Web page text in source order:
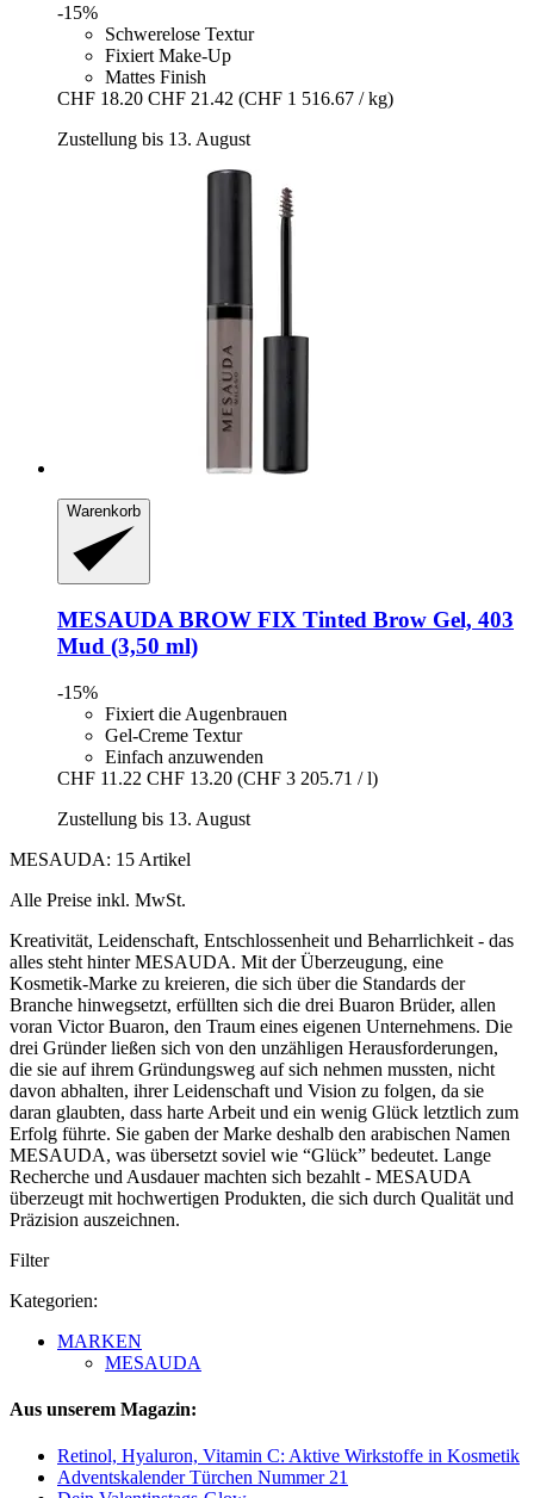
-15%
Schwerelose Textur
Fixiert Make-Up
Mattes Finish
CHF 18.20 CHF 21.42 (CHF 1 516.67 / kg)
Zustellung bis 13. August
Warenkorb
MESAUDA BROW FIX Tinted Brow Gel, 403
Mud (3,50 ml)
-15%
Fixiert die Augenbrauen
Gel-Creme Textur
Einfach anzuwenden
CHF 11.22 CHF 13.20 (CHF 3 205.71 / l)
Zustellung bis 13. August
MESAUDA: 15 Artikel
Alle Preise inkl. MwSt.
Kreativität, Leidenschaft, Entschlossenheit und Beharrlichkeit - das
alles steht hinter MESAUDA. Mit der Überzeugung, eine
Kosmetik-Marke zu kreieren, die sich über die Standards der
Branche hinwegsetzt, erfüllten sich die drei Buaron Brüder, allen
voran Victor Buaron, den Traum eines eigenen Unternehmens. Die
drei Gründer ließen sich von den unzähligen Herausforderungen,
die sie auf ihrem Gründungsweg auf sich nehmen mussten, nicht
davon abhalten, ihrer Leidenschaft und Vision zu folgen, da sie
daran glaubten, dass harte Arbeit und ein wenig Glück letztlich zum
Erfolg führte. Sie gaben der Marke deshalb den arabischen Namen
MESAUDA, was übersetzt soviel wie “Glück” bedeutet. Lange
Recherche und Ausdauer machten sich bezahlt - MESAUDA
überzeugt mit hochwertigen Produkten, die sich durch Qualität und
Präzision auszeichnen.
Filter
Kategorien:
MARKEN
MESAUDA
Aus unserem Magazin:
Retinol, Hyaluron, Vitamin C: Aktive Wirkstoffe in Kosmetik
Adventskalender Türchen Nummer 21